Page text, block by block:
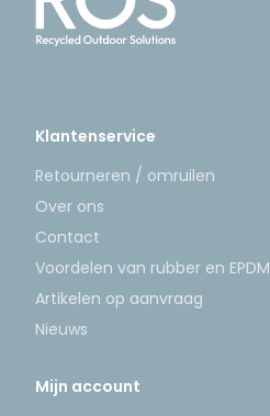
Klantenservice
Retourneren / omruilen
Over ons
Contact
Voordelen van rubber en EPDM
Artikelen op aanvraag
Nieuws
Mijn account